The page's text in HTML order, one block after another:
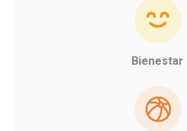
Bienestar